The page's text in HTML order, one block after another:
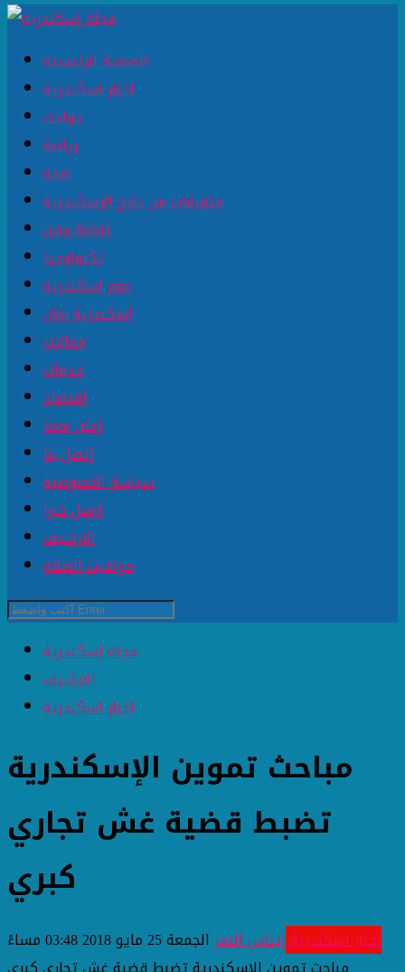
الصفحة الرئيسية
اخبار اسكندرية
حوادث
رياضة
صحة
متفرقات من خارج الإسكندرية
ثقافة وفن
تكنولوجيا
صور اسكندرية
اسكندرية زمان
مقالات
خدمات
اقتصاد
إعلن معنا
إتصل بنا
سياسة الخصوصية
ارسل خبرا
الارشيف
مواقيت الصلاة
مجلة إسكندرية
الارشيف
اخبار اسكندرية
مباحث تموين الإسكندرية
تضبط قضية غش تجاري
كبري
اخبار اسكندريةإيناس النمر الجمعة 25 مايو 2018 03:48 مساءً